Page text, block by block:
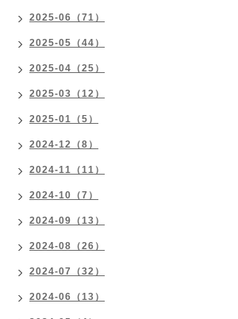
2025-06（71）
2025-05（44）
2025-04（25）
2025-03（12）
2025-01（5）
2024-12（8）
2024-11（11）
2024-10（7）
2024-09（13）
2024-08（26）
2024-07（32）
2024-06（13）